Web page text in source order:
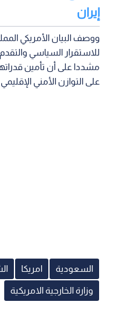
إيران
ووصف البيان الأمريكي
للاستقرار السياسي
مشددا على أن تأمين
على التوازن الأمني
السعودية امريكا
وزارة الخارجية الامريكية